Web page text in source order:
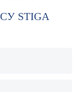
STIGA